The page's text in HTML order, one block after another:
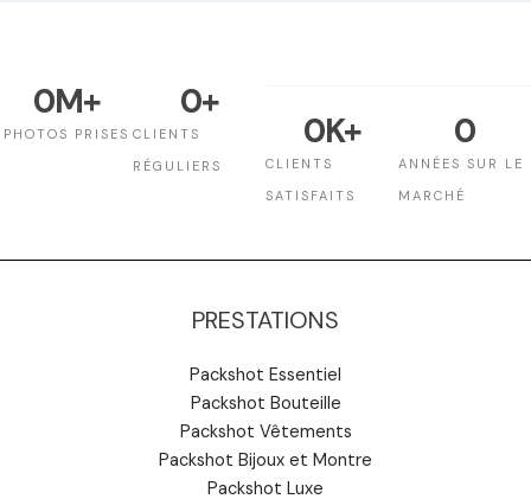
PHOTOS PRISES
0M+
CLIENTS
RÉGULIERS
0+
CLIENTS
SATISFAITS
0K+
ANNÉES SUR LE
MARCHÉ
0
PRESTATIONS
Packshot Essentiel
Packshot Bouteille
Packshot Vêtements
Packshot Bijoux et Montre
Packshot Luxe